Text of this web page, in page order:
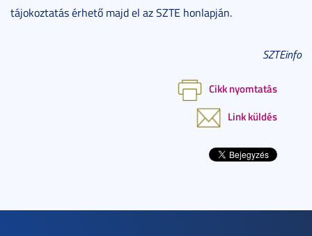
tájokoztatás érhető majd el az SZTE honlapján.
SZTEinfo
Cikk nyomtatás
Link küldés